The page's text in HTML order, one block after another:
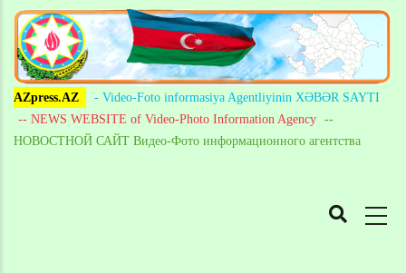
AZpress.AZ
- Video-Foto informasiya Agentliyinin XƏBƏR SAYTI
-- NEWS WEBSITE of Video-Photo Information Agency --
НОВОСТНОЙ САЙТ Видео-Фото информационного агентства